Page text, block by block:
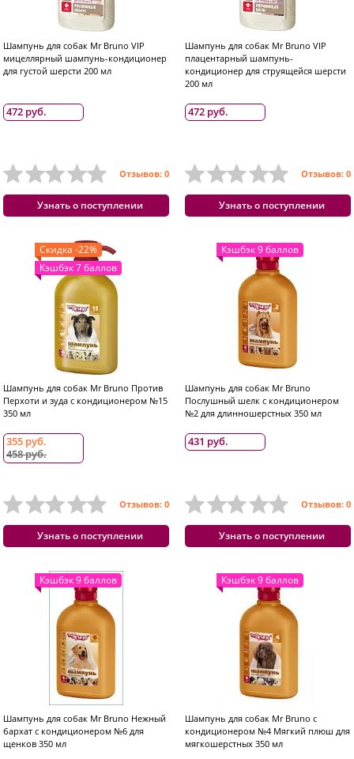
Шампунь для собак Mr Bruno VIP
мицеллярный шампунь-кондиционер
для густой шерсти 200 мл
472 руб.
Отзывов: 0
Узнать о поступлении
Шампунь для собак Mr Bruno VIP
плацентарный шампунь-
кондиционер для струящейся шерсти
200 мл
472 руб.
Отзывов: 0
Узнать о поступлении
Скидка -22%
Кэшбэк 7 баллов
Шампунь для собак Mr Bruno Против
Перхоти и зуда с кондиционером №15
350 мл
355 руб.
458 руб.
Отзывов: 0
Узнать о поступлении
Кэшбэк 9 баллов
Шампунь для собак Mr Bruno
Послушный шелк с кондиционером
№2 для длинношерстных 350 мл
431 руб.
Отзывов: 0
Узнать о поступлении
Кэшбэк 9 баллов
Шампунь для собак Mr Bruno Нежный
бархат с кондиционером №6 для
щенков 350 мл
Кэшбэк 9 баллов
Шампунь для собак Mr Bruno с
кондиционером №4 Мягкий плюш для
мягкошерстных 350 мл